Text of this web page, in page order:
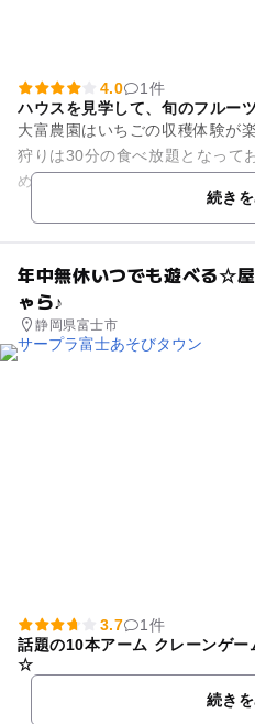
4.0
1件
ハウスを見学して、旬のフルー
大富農園はいちごの収穫体験が楽し
狩りは30分の食べ放題となって
め」「とちおとめ」が楽しめます。 そして、お土産に大好
続き
年中無休いつでも遊べる☆
ゃら♪
静岡県富士市
3.7
1件
話題の10本アーム クレーンゲ
☆
続き